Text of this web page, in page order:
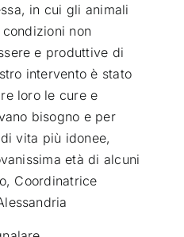
in cui gli animali
non
e produttive di
intervento è stato
loro le cure e
bisogno e per
vita più idonee,
età di alcuni
Coordinatrice